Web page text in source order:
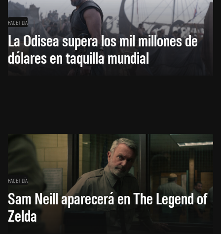
HACE 1 DÍA
La Odisea supera los mil millones de
dólares en taquilla mundial
HACE 1 DÍA
Sam Neill aparecerá en The Legend of
Zelda